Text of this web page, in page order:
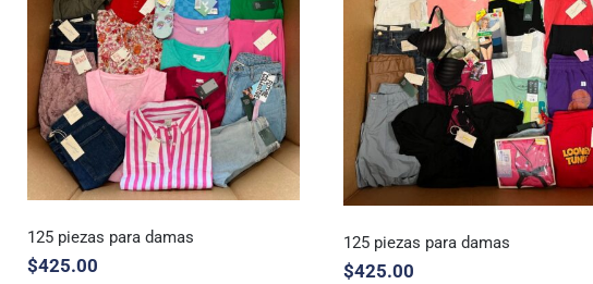
125 piezas para damas
$425.00
125 piezas para damas
$425.00